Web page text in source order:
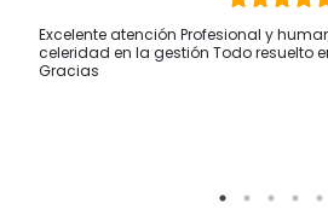
Excelente atención Profesional y
celeridad en la gestión Todo resuelto
Gracias